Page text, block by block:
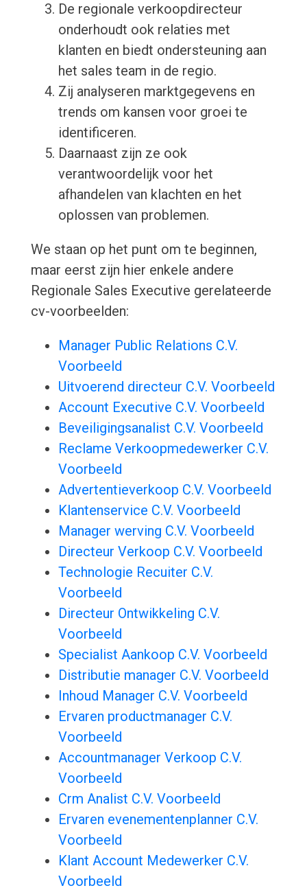
De regionale verkoopdirecteur
onderhoudt ook relaties met
klanten en biedt ondersteuning aan
het sales team in de regio.
Zij analyseren marktgegevens en
trends om kansen voor groei te
identificeren.
Daarnaast zijn ze ook
verantwoordelijk voor het
afhandelen van klachten en het
oplossen van problemen.
We staan op het punt om te beginnen,
maar eerst zijn hier enkele andere
Regionale Sales Executive gerelateerde
cv-voorbeelden:
Manager Public Relations C.V.
Voorbeeld
Uitvoerend directeur C.V. Voorbeeld
Account Executive C.V. Voorbeeld
Beveiligingsanalist C.V. Voorbeeld
Reclame Verkoopmedewerker C.V.
Voorbeeld
Advertentieverkoop C.V. Voorbeeld
Klantenservice C.V. Voorbeeld
Manager werving C.V. Voorbeeld
Directeur Verkoop C.V. Voorbeeld
Technologie Recuiter C.V.
Voorbeeld
Directeur Ontwikkeling C.V.
Voorbeeld
Specialist Aankoop C.V. Voorbeeld
Distributie manager C.V. Voorbeeld
Inhoud Manager C.V. Voorbeeld
Ervaren productmanager C.V.
Voorbeeld
Accountmanager Verkoop C.V.
Voorbeeld
Crm Analist C.V. Voorbeeld
Ervaren evenementenplanner C.V.
Voorbeeld
Klant Account Medewerker C.V.
Voorbeeld